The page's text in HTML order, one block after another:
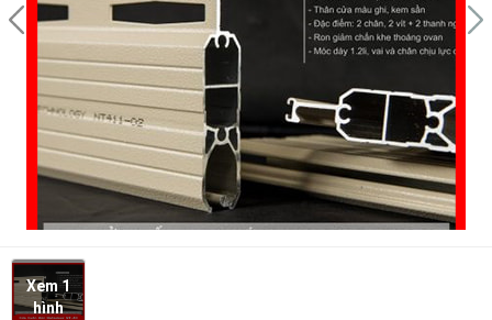
Xem 1
hình